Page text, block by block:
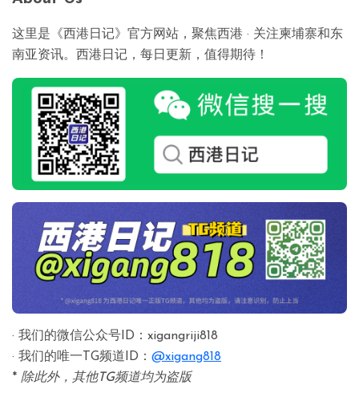
这里是《西港日记》官方网站，聚焦西港 · 关注柬埔寨和东
南亚资讯。西港日记，每日更新，值得期待！
· 我们的微信公众号ID：xigangriji818
· 我们的唯一TG频道ID： @xigang818
* 除此外，其他TG频道均为盗版